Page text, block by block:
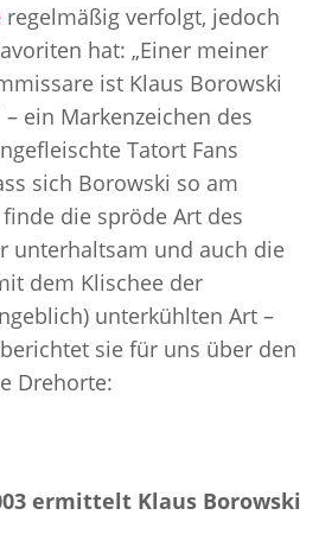
regelmäßig verfolgt, jedoch
hat: „Einer meiner
ist Klaus Borowski
ein Markenzeichen des
Tatort Fans
sich Borowski so am
die spröde Art des
unterhaltsam und auch die
dem Klischee der
unterkühlten Art –
sie für uns über den
Drehorte:
ermittelt Klaus Borowski